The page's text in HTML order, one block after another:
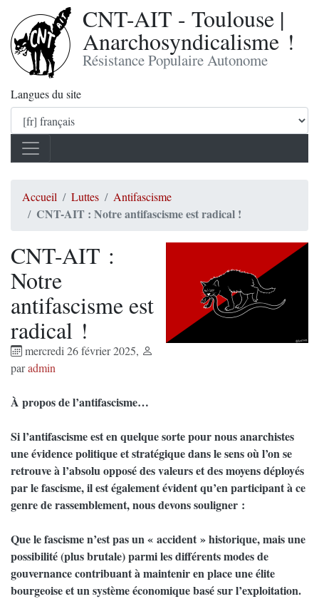
CNT-AIT - Toulouse |
Anarchosyndicalisme !
Résistance Populaire Autonome
Langues du site
Accueil Luttes Antifascisme
CNT-AIT : Notre antifascisme est radical !
CNT-AIT :
Notre
antifascisme est
radical !
mercredi 26 février 2025,
paradmin
À propos de l’antifascisme…
Si l’antifascisme est en quelque sorte pour nous anarchistes
une évidence politique et stratégique dans le sens où l’on se
retrouve à l’absolu opposé des valeurs et des moyens déployés
par le fascisme, il est également évident qu’en participant à ce
genre de rassemblement, nous devons souligner :
Que le fascisme n’est pas un « accident » historique, mais une
possibilité (plus brutale) parmi les différents modes de
gouvernance contribuant à maintenir en place une élite
bourgeoise et un système économique basé sur l’exploitation.